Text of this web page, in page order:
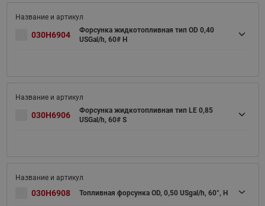
030H6904
Форсунка жидкотопливная тип OD 0,40
USGal/h, 60# H
030H6906
Форсунка жидкотопливная тип LE 0,85
USGal/h, 60# S
030H6908 Топливная форсунка OD, 0,50 USgal/h, 60°, H